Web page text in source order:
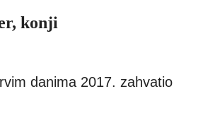
konji
danima 2017. zahvatio